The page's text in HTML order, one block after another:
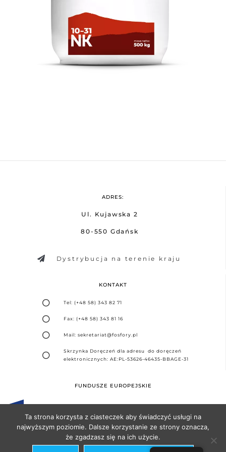
ADRES:
Ul. Kujawska 2
80-550 Gdańsk
Dystrybucja na terenie kraju
KONTAKT
Tel: (+48 58) 343 82 71
Fax: (+48 58) 343 81 16
Mail: sekretariat@fosfory.pl
Skrzynka Doręczeń dla adresu do doręczeń
elektronicznych: AE:PL-53626-46435-BBAGE-31
FUNDUSZE EUROPEJSKIE
Projekt i realizacja - Agencja Seo Partner
Ta strona korzysta z ciasteczek aby świadczyć usługi na
najwyższym poziomie. Dalsze korzystanie ze strony oznacza,
że zgadzasz się na ich użycie.